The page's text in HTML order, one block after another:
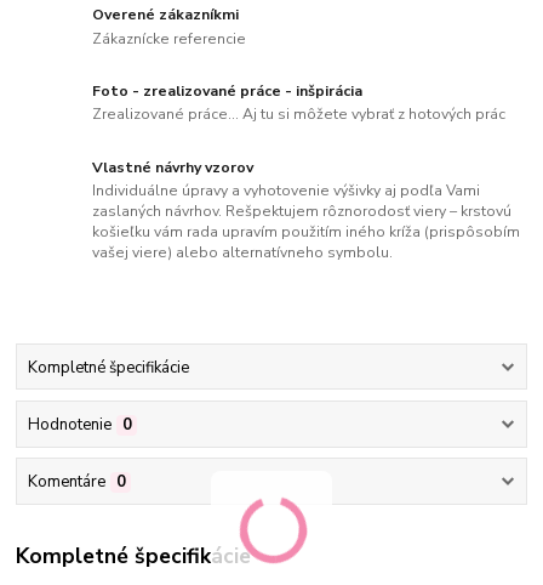
Overené zákazníkmi
Zákaznícke referencie
Foto - zrealizované práce - inšpirácia
Zrealizované práce... Aj tu si môžete vybrať z hotových prác
Vlastné návrhy vzorov
Individuálne úpravy a vyhotovenie výšivky aj podľa Vami
zaslaných návrhov. Rešpektujem rôznorodosť viery – krstovú
košieľku vám rada upravím použitím iného kríža (prispôsobím
vašej viere) alebo alternatívneho symbolu.
Kompletné špecifikácie
Hodnotenie 0
Komentáre 0
Kompletné špecifikácie